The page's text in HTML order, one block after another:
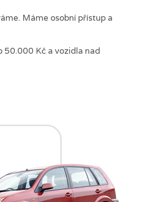
Máme osobní přístup a
50.000 Kč a vozidla nad